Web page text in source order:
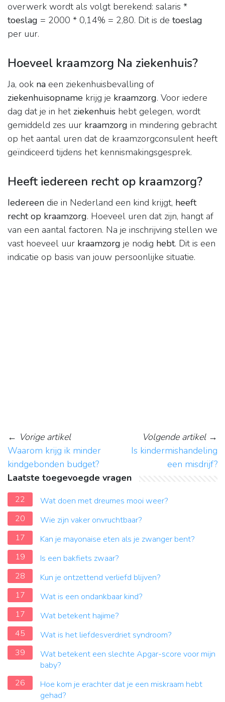
overwerk wordt als volgt berekend: salaris *
toeslag = 2000 * 0,14% = 2,80. Dit is de toeslag
per uur.
Hoeveel kraamzorg Na ziekenhuis?
Ja, ook na een ziekenhuisbevalling of
ziekenhuisopname krijg je kraamzorg. Voor iedere
dag dat je in het ziekenhuis hebt gelegen, wordt
gemiddeld zes uur kraamzorg in mindering gebracht
op het aantal uren dat de kraamzorgconsulent heeft
geïndiceerd tijdens het kennismakingsgesprek.
Heeft iedereen recht op kraamzorg?
Iedereen die in Nederland een kind krijgt, heeft
recht op kraamzorg. Hoeveel uren dat zijn, hangt af
van een aantal factoren. Na je inschrijving stellen we
vast hoeveel uur kraamzorg je nodig hebt. Dit is een
indicatie op basis van jouw persoonlijke situatie.
← Vorige artikel
Waarom krijg ik minder
kindgebonden budget?
Volgende artikel→
Is kindermishandeling
een misdrijf?
Laatste toegevoegde vragen
22
Wat doen met dreumes mooi weer?
20
Wie zijn vaker onvruchtbaar?
17
Kan je mayonaise eten als je zwanger bent?
19
Is een bakfiets zwaar?
28
Kun je ontzettend verliefd blijven?
17
Wat is een ondankbaar kind?
17
Wat betekent hajime?
45
Wat is het liefdesverdriet syndroom?
39
Wat betekent een slechte Apgar-score voor mijn
baby?
26
Hoe kom je erachter dat je een miskraam hebt
gehad?